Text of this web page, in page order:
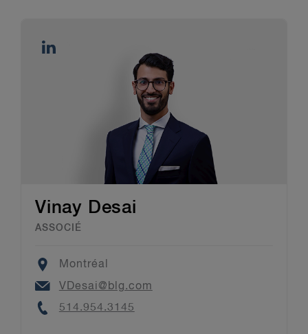
Vinay Desai
ASSOCIÉ
Location
Montréal
Email
VDesai@blg.com
Phone
514.954.3145